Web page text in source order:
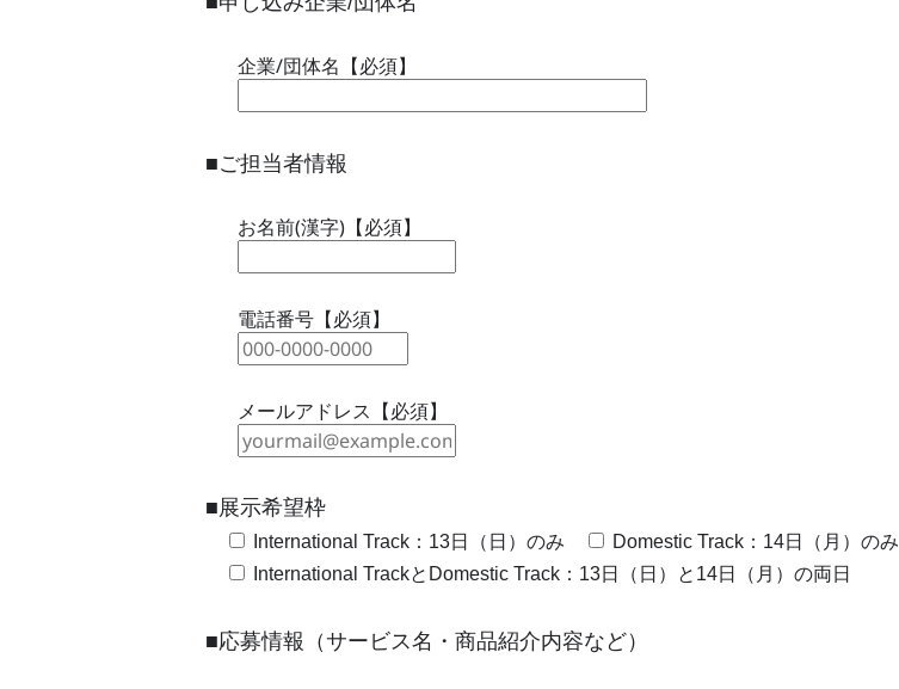
企業/団体名【必須】
■ご担当者情報
お名前(漢字)【必須】
電話番号【必須】
メールアドレス【必須】
■展示希望枠
International Track：13日（日）のみ
Domestic Track：14日（月）のみ
International TrackとDomestic Track：13日（日）と14日（月）の両日
■応募情報（サービス名・商品紹介内容など）